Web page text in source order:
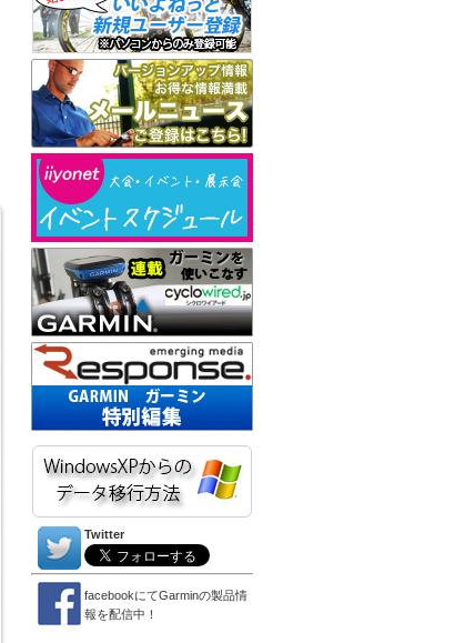
Twitter
facebookにてGarminの製品情
報を配信中！